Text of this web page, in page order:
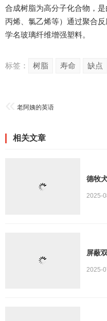
合成树脂为高分子化合物，
丙烯、氯乙烯等）通过聚合
学名玻璃纤维增强塑料。
标签： 树脂 寿命 缺点
老阿姨的英语
相关文章
德牧
2025-
屏蔽
2025-